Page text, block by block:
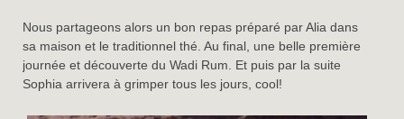
Nous partageons alors un bon repas préparé par Alia dans
sa maison et le traditionnel thé. Au final, une belle première
journée et découverte du Wadi Rum. Et puis par la suite
Sophia arrivera à grimper tous les jours, cool!